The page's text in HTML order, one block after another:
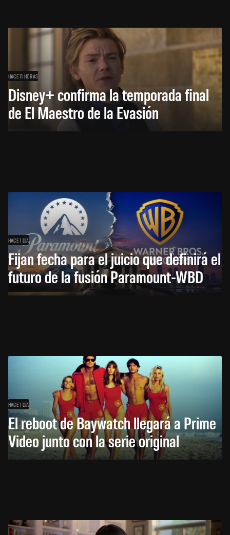
HACE 11 HORAS
Disney+ confirma la temporada final
de El Maestro de la Evasión
HACE 1 DÍA
Fijan fecha para el juicio que definirá el
futuro de la fusión Paramount-WBD
HACE 1 DÍA
El reboot de Baywatch llegará a Prime
Video junto con la serie original